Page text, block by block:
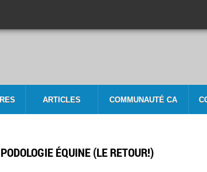
ARTICLES COMMUNAUTÉ CA
PODOLOGIE ÉQUINE (LE RETOUR!)